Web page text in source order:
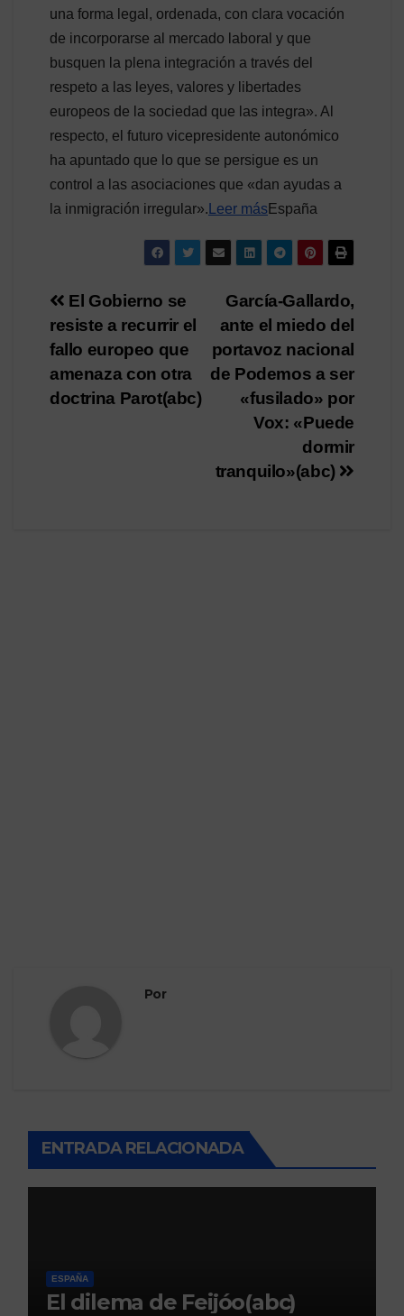
una forma legal, ordenada, con clara vocación
de incorporarse al mercado laboral y que
busquen la plena integración a través del
respeto a las leyes, valores y libertades
europeos de la sociedad que las integra». Al
respecto, el futuro vicepresidente autonómico
ha apuntado que lo que se persigue es un
control a las asociaciones que «dan ayudas a
la inmigración irregular». Leer másEspaña
Navegación
de
entradas
García-Gallardo,
ante el miedo del
portavoz nacional
de Podemos a ser
«fusilado» por
Vox: «Puede
dormir
tranquilo»(abc)
El Gobierno se
resiste a recurrir el
fallo europeo que
amenaza con otra
doctrina Parot(abc)
Por
ENTRADA RELACIONADA
ESPAÑA
El dilema de Feijóo(abc)